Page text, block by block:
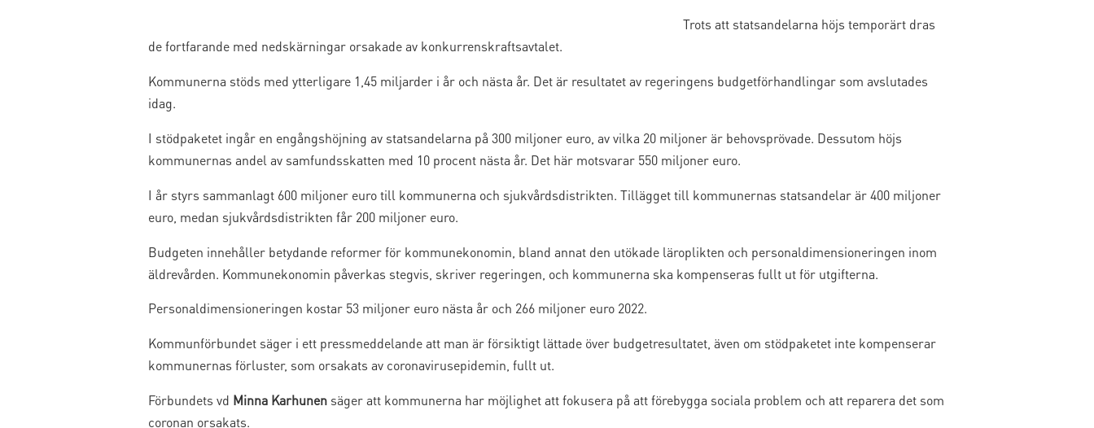
Trots att statsandelarna höjs temporärt dras
de fortfarande med nedskärningar orsakade av konkurrenskraftsavtalet.
Kommunerna stöds med ytterligare 1,45 miljarder i år och nästa år. Det är resultatet av regeringens budgetförhandlingar som avslutades
idag.
I stödpaketet ingår en engångshöjning av statsandelarna på 300 miljoner euro, av vilka 20 miljoner är behovsprövade. Dessutom höjs
kommunernas andel av samfundsskatten med 10 procent nästa år. Det här motsvarar 550 miljoner euro.
I år styrs sammanlagt 600 miljoner euro till kommunerna och sjukvårdsdistrikten. Tillägget till kommunernas statsandelar är 400 miljoner
euro, medan sjukvårdsdistrikten får 200 miljoner euro.
Budgeten innehåller betydande reformer för kommunekonomin, bland annat den utökade läroplikten och personaldimensioneringen inom
äldrevården. Kommunekonomin påverkas stegvis, skriver regeringen, och kommunerna ska kompenseras fullt ut för utgifterna.
Personaldimensioneringen kostar 53 miljoner euro nästa år och 266 miljoner euro 2022.
Kommunförbundet säger i ett pressmeddelande att man är försiktigt lättade över budgetresultatet, även om stödpaketet inte kompenserar
kommunernas förluster, som orsakats av coronavirusepidemin, fullt ut.
Förbundets vd Minna Karhunensäger att kommunerna har möjlighet att fokusera på att förebygga sociala problem och att reparera det som
coronan orsakats.